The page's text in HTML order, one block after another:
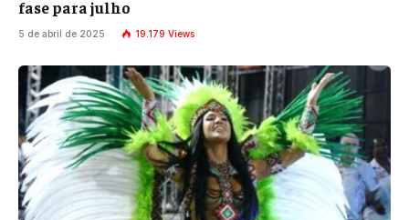
fase para julho
5 de abril de 2025 19.179 Views